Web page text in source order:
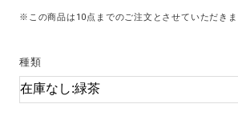
※この商品は10点までのご注文とさせていただきま
種類